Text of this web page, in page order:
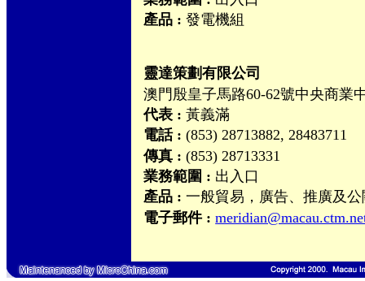
產品 :發電機組
靈達策劃有限公司
澳門殷皇子馬路60-62號中央商業
代表 :黃義滿
電話 :(853) 28713882, 28483711
傳真 :(853) 28713331
業務範圍 : 出入口
產品 :一般貿易，廣告、推廣及
電子郵件 :